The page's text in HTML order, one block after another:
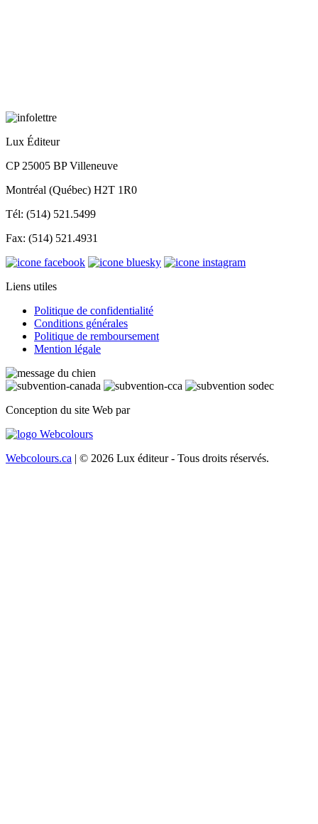
Lux Éditeur
CP 25005 BP Villeneuve
Montréal (Québec) H2T 1R0
Tél: (514) 521.5499
Fax: (514) 521.4931
Liens utiles
Politique de confidentialité
Conditions générales
Politique de remboursement
Mention légale
Conception du site Web par
Webcolours.ca | © 2026 Lux éditeur - Tous droits réservés.